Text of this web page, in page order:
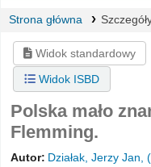
Strona główna
Widok standardowy
Widok ISBD
Polska mało
Flemming.
Autor: Działak, Jerzy Jan,